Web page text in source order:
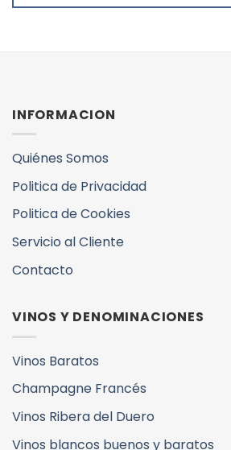
INFORMACION
Quiénes Somos
Politica de Privacidad
Politica de Cookies
Servicio al Cliente
Contacto
VINOS Y DENOMINACIONES
Vinos Baratos
Champagne Francés
Vinos Ribera del Duero
Vinos blancos buenos y baratos